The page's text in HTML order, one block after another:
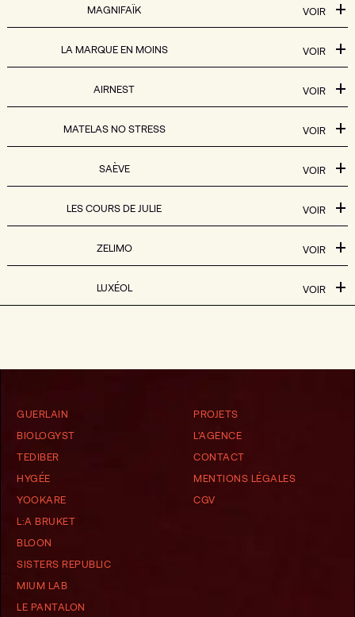
MAGNIFAÏK VOIR
LA MARQUE EN MOINS VOIR
AIRNEST VOIR
MATELAS NO STRESS VOIR
SAÈVE VOIR
LES COURS DE JULIE VOIR
ZELIMO VOIR
LUXÉOL VOIR
GUERLAIN
BIOLOGYST
TEDIBER
HYGÉE
YOOKARE
L:A BRUKET
BLOON
SISTERS REPUBLIC
MIUM LAB
LE PANTALON
PROJETS
L'AGENCE
CONTACT
MENTIONS LÉGALES
CGV